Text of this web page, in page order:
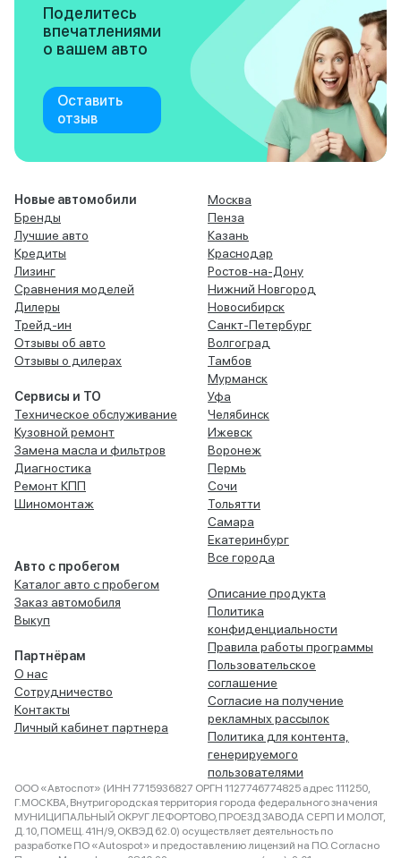
Поделитесь
впечатлениями
о вашем авто
Оставить
отзыв
Новые автомобили
Бренды
Лучшие авто
Кредиты
Лизинг
Сравнения моделей
Дилеры
Трейд-ин
Отзывы об авто
Отзывы о дилерах
Сервисы и ТО
Техническое обслуживание
Кузовной ремонт
Замена масла и фильтров
Диагностика
Ремонт КПП
Шиномонтаж
Авто с пробегом
Каталог авто с пробегом
Заказ автомобиля
Выкуп
Партнёрам
О нас
Сотрудничество
Контакты
Личный кабинет партнера
Москва
Пенза
Казань
Краснодар
Ростов-на-Дону
Нижний Новгород
Новосибирск
Санкт-Петербург
Волгоград
Тамбов
Мурманск
Уфа
Челябинск
Ижевск
Воронеж
Пермь
Сочи
Тольятти
Самара
Екатеринбург
Все города
Описание продукта
Политика
конфиденциальности
Правила работы программы
Пользовательское
соглашение
Согласие на получение
рекламных рассылок
Политика для контента,
генерируемого
пользователями
ООО «Автоспот» (ИНН 7715936827 ОРГН 1127746774825 адрес 111250,
Г.МОСКВА, Внутригородская территория города федерального значения
МУНИЦИПАЛЬНЫЙ ОКРУГ ЛЕФОРТОВО, ПРОЕЗД ЗАВОДА СЕРП И МОЛОТ,
Д. 10, ПОМЕЩ. 41Н/9, ОКВЭД 62.0) осуществляет деятельность по
разработке ПО «Autospot» и предоставлению лицензий на ПО. Согласно